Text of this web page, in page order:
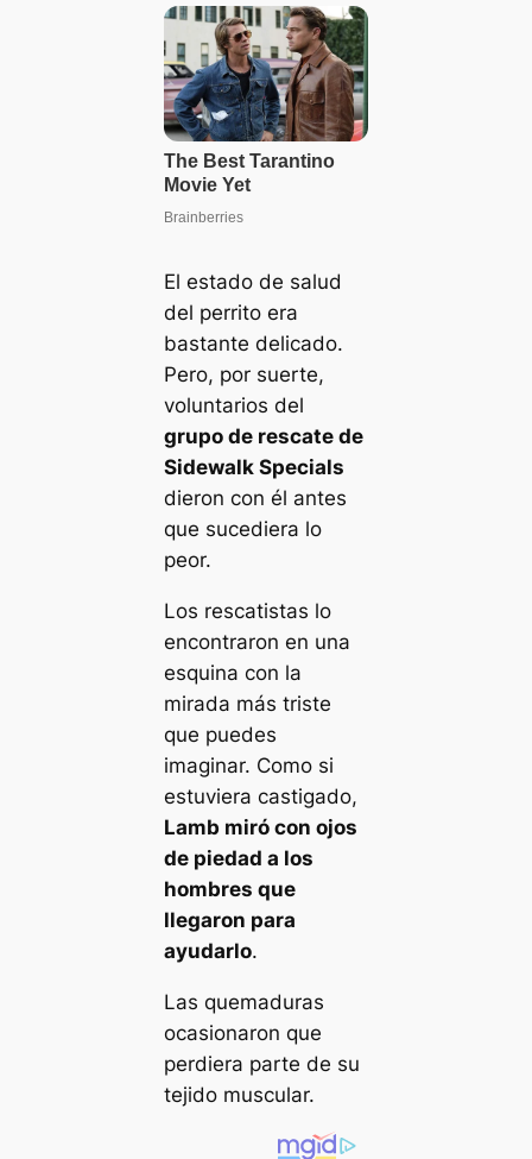
El estado de salud
del perrito era
bastante delicado.
Pero, por suerte,
voluntarios del
grupo de rescate de
Sidewalk Specials
dieron con él antes
que sucediera lo
peor.
Los rescatistas lo
encontraron en una
esquina con la
mirada más triste
que puedes
imaginar. Como si
estuviera castigado,
Lamb miró con ojos
de piedad a los
hombres que
llegaron para
ayudarlo.
Las quemaduras
ocasionaron que
perdiera parte de su
tejido muscular.